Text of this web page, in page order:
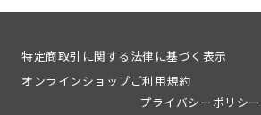
特定商取引に関する法律に基づく表示
オンラインショップご利用規約
プライバシーポリシー